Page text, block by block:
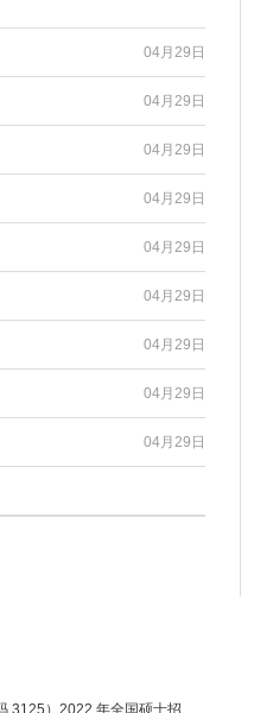
04月29日
04月29日
04月29日
04月29日
04月29日
04月29日
04月29日
04月29日
04月29日
3125）2022 年全国硕士招